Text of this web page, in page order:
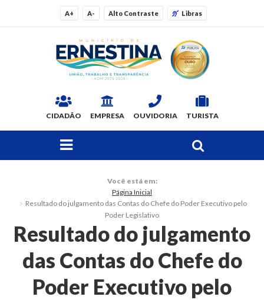
A+ A- Alto Contraste Libras
CIDADÃO EMPRESA OUVIDORIA TURISTA
Dados Gerais
Ex-prefeitos
Histórico
Você está em:
Página Inicial
Resultado do julgamento das Contas do Chefe do Poder Executivo pelo
Poder Legislativo
Resultado do julgamento
das Contas do Chefe do
Poder Executivo pelo